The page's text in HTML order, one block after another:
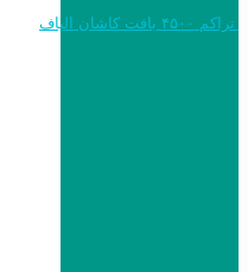
خرید به قیمت فرش ماشینی ۱۵۰۰ شانه تراکم ۴۵۰۰ بافت کاشان الیاف